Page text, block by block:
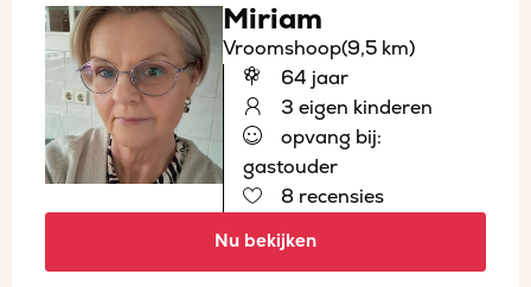
Miriam
Vroomshoop(9,5 km)
64 jaar
3 eigen kinderen
opvang bij:
gastouder
8 recensies
Nu bekijken